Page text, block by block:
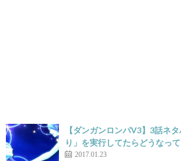
【ダンガンロンパV3】3話ネ
り」を実行してたらどうなっ
2017.01.23